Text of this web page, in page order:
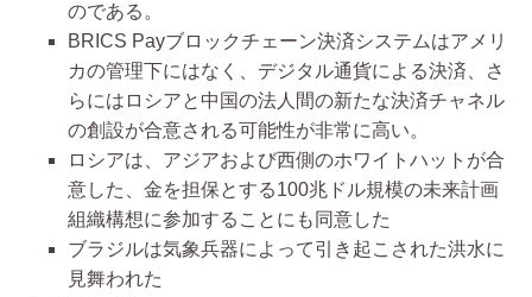
のである。
BRICS Payブロックチェーン決済システムはアメリ
カの管理下にはなく、デジタル通貨による決済、さ
らにはロシアと中国の法人間の新たな決済チャネル
の創設が合意される可能性が非常に高い。
ロシアは、アジアおよび西側のホワイトハットが合
意した、金を担保とする100兆ドル規模の未来計画
組織構想に参加することにも同意した
ブラジルは気象兵器によって引き起こされた洪水に
見舞われた